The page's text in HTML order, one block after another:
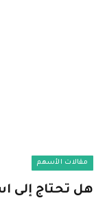
مقالات الأسهم
هل تحتاج إلى